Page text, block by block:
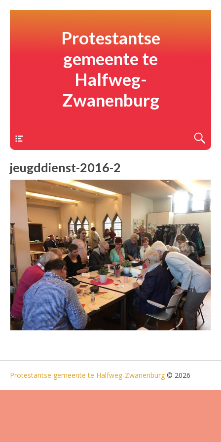
Protestantse
gemeente te
Halfweg-
Zwanenburg
jeugddienst-2016-2
Protestantse gemeente te Halfweg-Zwanenburg © 2026